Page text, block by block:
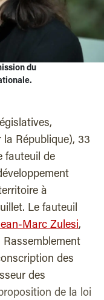
du
la République), 33
fauteuil de
à
Le fauteuil
Marc Zulesi,
des
des
de la loi